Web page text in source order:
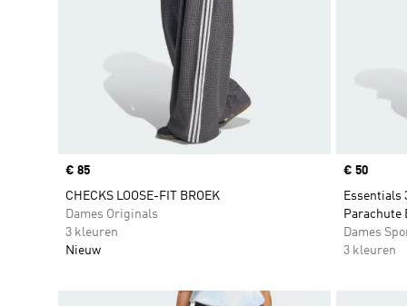
Price
€ 85
CHECKS LOOSE-FIT BROEK
Dames Originals
3 kleuren
Nieuw
Price
€ 50
Essentials
Parachute
Dames
3 kleuren